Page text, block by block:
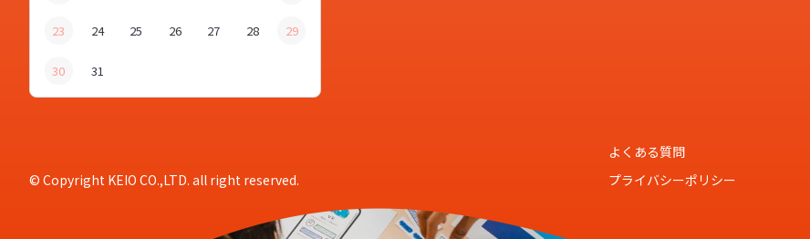
23 24 25 26 27 28 29
30 31
よくある質問
プライバシーポリシー
© Copyright KEIO CO.,LTD. all right reserved.